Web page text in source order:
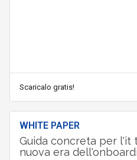
Scaricalo gratis!
WHITE PAPER
Guida concreta per l'it
nuova era